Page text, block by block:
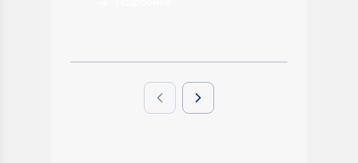
Previous slideNext slide